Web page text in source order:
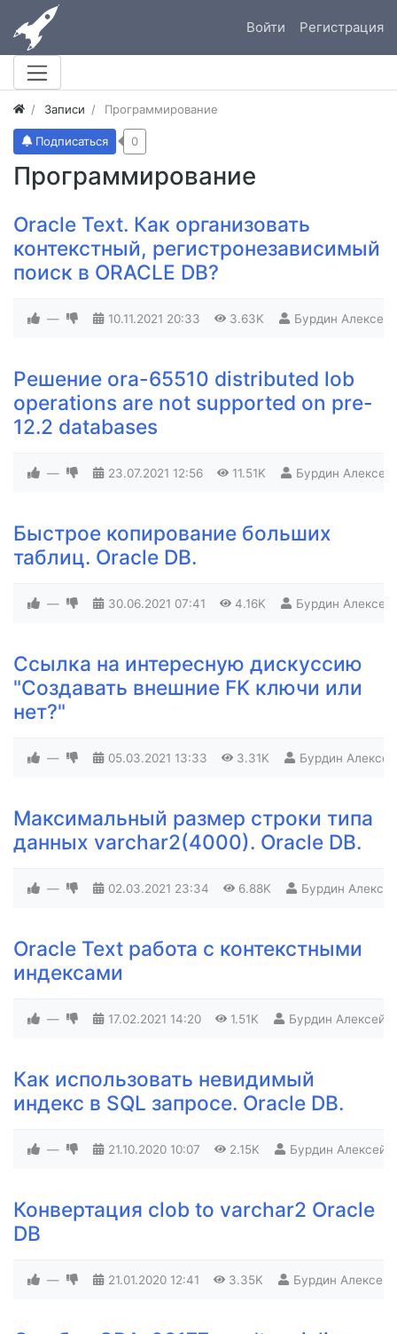
Войти Регистрация
Записи Программирование
Программирование
Подписаться 0
Oracle Text. Как организовать
контекстный, регистронезависимый
поиск в ORACLE DB?
— 10.11.2021 20:33 3.63K Бурдин Алексей
Решение ora-65510 distributed lob
operations are not supported on pre-
12.2 databases
— 23.07.2021 12:56 11.51K Бурдин Алексей
Быстрое копирование больших
таблиц. Oracle DB.
— 30.06.2021 07:41 4.16K Бурдин Алексей
Ссылка на интересную дискуссию
"Создавать внешние FK ключи или
нет?"
— 05.03.2021 13:33 3.31K Бурдин Алексей
Максимальный размер строки типа
данных varchar2(4000). Oracle DB.
— 02.03.2021 23:34 6.88K Бурдин Алексей
Oracle Text работа с контекстными
индексами
— 17.02.2021 14:20 1.51K Бурдин Алексей
Как использовать невидимый
индекс в SQL запросе. Oracle DB.
— 21.10.2020 10:07 2.15K Бурдин Алексей
Конвертация clob to varchar2 Oracle
DB
— 21.01.2020 12:41 3.35K Бурдин Алексей